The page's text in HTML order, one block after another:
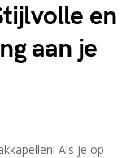
en
aan je
Als je op